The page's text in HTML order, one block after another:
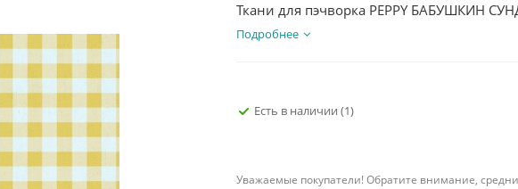
Ткани для пэчворка PEPPY БАБУШКИН
Подробнее
Есть в наличии (1)
Уважаемые покупатели! Обратите внимание,